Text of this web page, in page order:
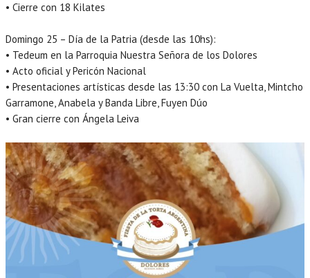
• Cierre con 18 Kilates
Domingo 25 – Día de la Patria (desde las 10hs):
• Tedeum en la Parroquia Nuestra Señora de los Dolores
• Acto oficial y Pericón Nacional
• Presentaciones artísticas desde las 13:30 con La Vuelta, Mintcho
Garramone, Anabela y Banda Libre, Fuyen Dúo
• Gran cierre con Ángela Leiva